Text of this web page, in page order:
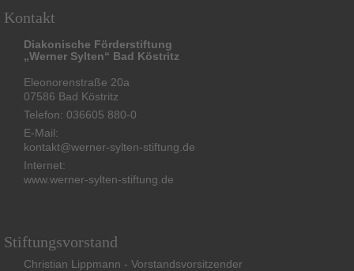
Kontakt
Diakonische Förderstiftung
„Werner Sylten“ Bad Köstritz
Eleonorenstraße 20a
07586 Bad Köstritz
Telefon: 036605 880-0
E-Mail:
kontakt@werner-sylten-stiftung.de
Internet:
www.werner-sylten-stiftung.de
Stiftungsvorstand
Christian Lippmann - Vorstandsvorsitzender